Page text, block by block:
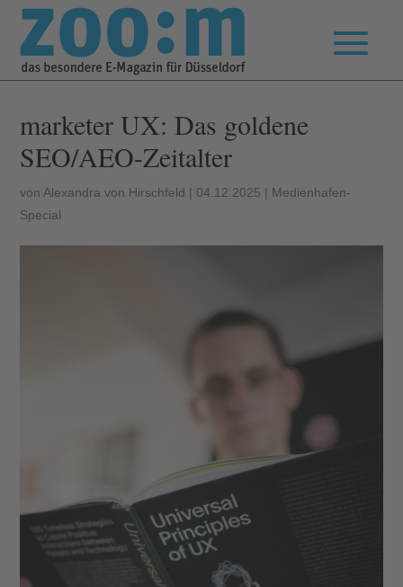
marketer UX: Das goldene
SEO/AEO-Zeitalter
von Alexandra von Hirschfeld | 04.12.2025 | Medienhafen-
Special